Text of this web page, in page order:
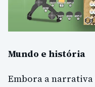
Mundo e história
Embora a